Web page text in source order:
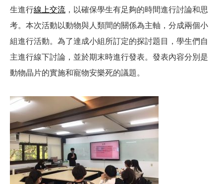
生進行線上交流 ，以確保學生有足夠的時間進行討論和思
考。本次活動以動物與人類間的關係為主軸，分成兩個小
組進行活動。為了達成小組所訂定的探討題目，學生們自
主進行線下討論，並於期末時進行發表。發表內容分別是
動物晶片的實施和寵物安樂死的議題。